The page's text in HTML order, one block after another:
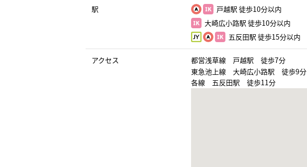
駅
戸越駅 徒歩10分以内
大崎広小路駅 徒歩10分以内
五反田駅 徒歩15分以内
アクセス
都営浅草線 戸越駅 徒歩7分
東急池上線 大崎広小路駅 徒歩9分
各線 五反田駅 徒歩11分